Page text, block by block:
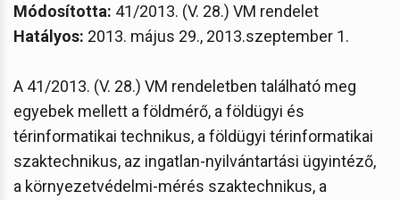
Módosította: 41/2013. (V. 28.) VM rendelet
Hatályos: 2013. május 29., 2013.szeptember 1.
A 41/2013. (V. 28.) VM rendeletben található meg
egyebek mellett a földmérő, a földügyi és
térinformatikai technikus, a földügyi térinformatikai
szaktechnikus, az ingatlan-nyilvántartási ügyintéző,
a környezetvédelmi-mérés szaktechnikus, a